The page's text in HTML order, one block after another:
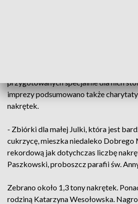
przygotowanych specjalnie dla nich
imprezy podsumowano także
nakrętek.
- Zbiórki dla małej Julki, która jest
cukrzycę, mieszka niedaleko Dobrego
rekordową jak dotychczas liczbę
Paszkowski, proboszcz parafii św.
Zebrano około 1,3 tony nakrętek.
rodziną Katarzyna Wesołowska.